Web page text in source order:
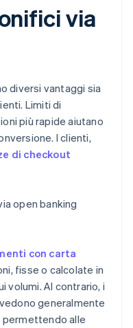
via
diversi vantaggi sia
Limiti di
più rapide aiutano
I clienti,
di checkout
open banking
con carta
fisse o calcolate in
volumi. Al contrario, i
generalmente
permettendo alle